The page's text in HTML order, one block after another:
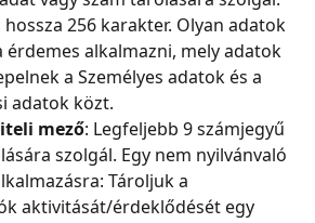
256 karakter. Olyan adatok
érdemes alkalmazni, mely adatok
a Személyes adatok és a
adatok közt.
mező: Legfeljebb 9 számjegyű
szolgál. Egy nem nyilvánvaló
Tároljuk a
aktivitását/érdeklődését egy